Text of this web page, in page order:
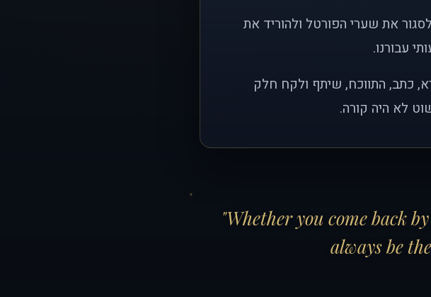
את שערי הפורטל ולהוריד את
עבורנו.
כתב, התווכח, שיתף ולקח חלק
לא היה קורה.
"Whether you come back
always be